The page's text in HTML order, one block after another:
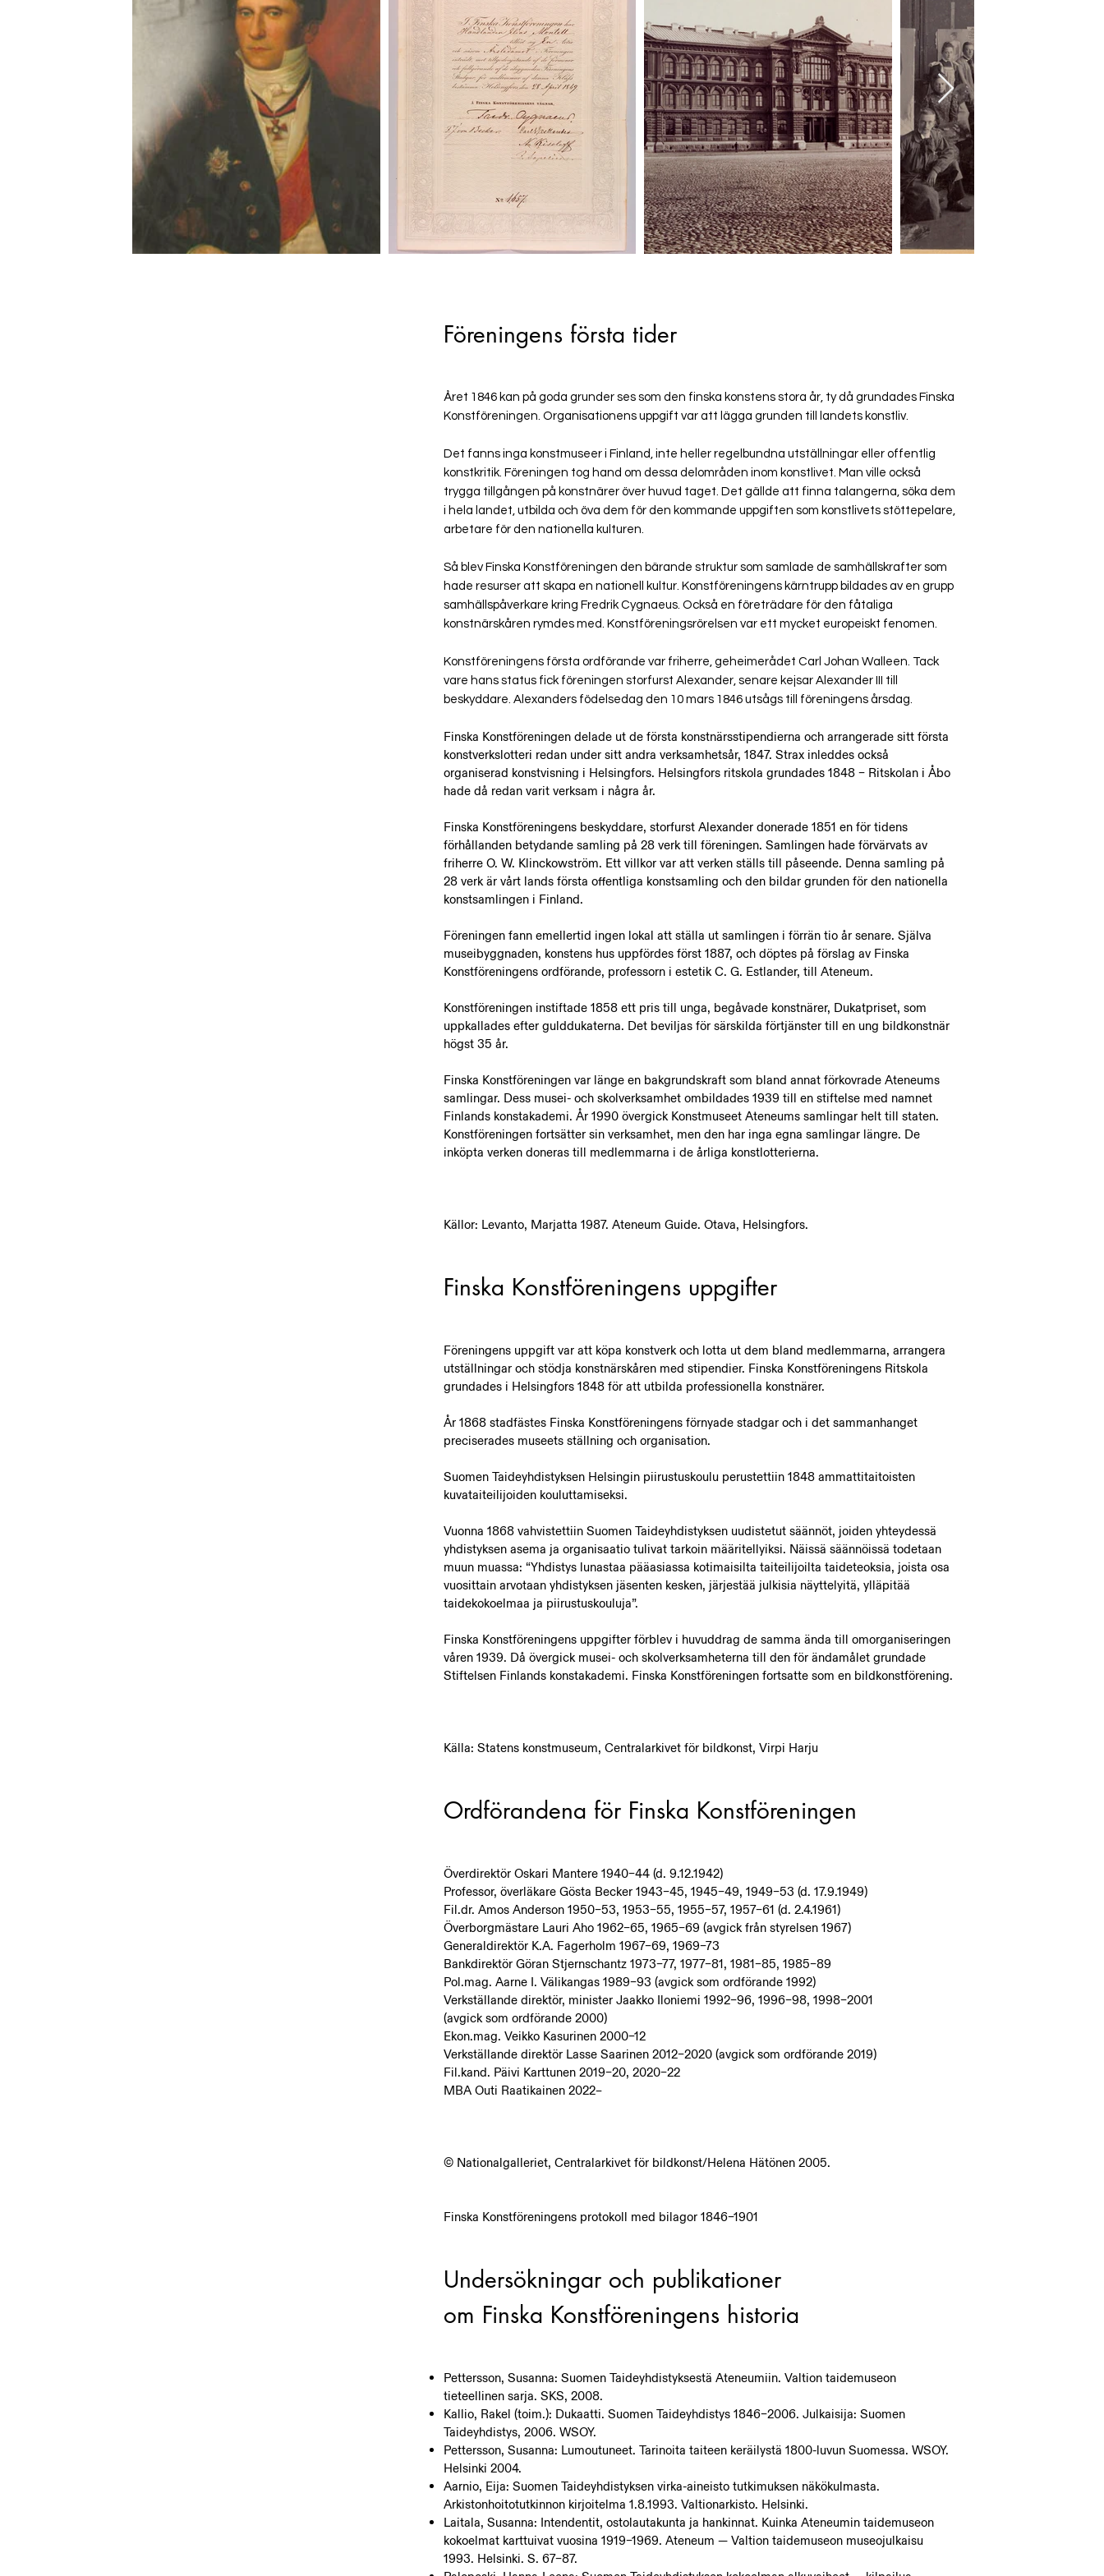
Föreningens första tider
Året 1846 kan på goda grunder ses som den finska konstens stora år, ty då grundades Finska
Konstföreningen. Organisationens uppgift var att lägga grunden till landets konstliv.
Det fanns inga konstmuseer i Finland, inte heller regelbundna utställningar eller offentlig
konstkritik. Föreningen tog hand om dessa delområden inom konstlivet. Man ville också
trygga tillgången på konstnärer över huvud taget. Det gällde att finna talangerna, söka dem
i hela landet, utbilda och öva dem för den kommande uppgiften som konstlivets stöttepelare,
arbetare för den nationella kulturen.
Så blev Finska Konstföreningen den bärande struktur som samlade de samhällskrafter som
hade resurser att skapa en nationell kultur. Konstföreningens kärntrupp bildades av en grupp
samhällspåverkare kring Fredrik Cygnaeus. Också en företrädare för den fåtaliga
konstnärskåren rymdes med. Konstföreningsrörelsen var ett mycket europeiskt fenomen.
Konstföreningens första ordförande var friherre, geheimerådet Carl Johan Walleen. Tack
vare hans status fick föreningen storfurst Alexander, senare kejsar Alexander III till
beskyddare. Alexanders födelsedag den 10 mars 1846 utsågs till föreningens årsdag.
Finska Konstföreningen delade ut de första konstnärsstipendierna och arrangerade sitt första
konstverkslotteri redan under sitt andra verksamhetsår, 1847. Strax inleddes också
organiserad konstvisning i Helsingfors. Helsingfors ritskola grundades 1848 – Ritskolan i Åbo
hade då redan varit verksam i några år.
Finska Konstföreningens beskyddare, storfurst Alexander donerade 1851 en för tidens
förhållanden betydande samling på 28 verk till föreningen. Samlingen hade förvärvats av
friherre O. W. Klinckowström. Ett villkor var att verken ställs till påseende. Denna samling på
28 verk är vårt lands första offentliga konstsamling och den bildar grunden för den nationella
konstsamlingen i Finland.
Föreningen fann emellertid ingen lokal att ställa ut samlingen i förrän tio år senare. Själva
museibyggnaden, konstens hus uppfördes först 1887, och döptes på förslag av Finska
Konstföreningens ordförande, professorn i estetik C. G. Estlander, till Ateneum.
Konstföreningen instiftade 1858 ett pris till unga, begåvade konstnärer, Dukatpriset, som
uppkallades efter gulddukaterna. Det beviljas för särskilda förtjänster till en ung bildkonstnär
högst 35 år.
Finska Konstföreningen var länge en bakgrundskraft som bland annat förkovrade Ateneums
samlingar. Dess musei- och skolverksamhet ombildades 1939 till en stiftelse med namnet
Finlands konstakademi. År 1990 övergick Konstmuseet Ateneums samlingar helt till staten.
Konstföreningen fortsätter sin verksamhet, men den har inga egna samlingar längre. De
inköpta verken doneras till medlemmarna i de årliga konstlotterierna.
Källor: Levanto, Marjatta 1987. Ateneum Guide. Otava, Helsingfors.
Finska Konstföreningens uppgifter
Föreningens uppgift var att köpa konstverk och lotta ut dem bland medlemmarna, arrangera
utställningar och stödja konstnärskåren med stipendier. Finska Konstföreningens Ritskola
grundades i Helsingfors 1848 för att utbilda professionella konstnärer.
År 1868 stadfästes Finska Konstföreningens förnyade stadgar och i det sammanhanget
preciserades museets ställning och organisation.
Suomen Taideyhdistyksen Helsingin piirustuskoulu perustettiin 1848 ammattitaitoisten
kuvataiteilijoiden kouluttamiseksi.
Vuonna 1868 vahvistettiin Suomen Taideyhdistyksen uudistetut säännöt, joiden yhteydessä
yhdistyksen asema ja organisaatio tulivat tarkoin määritellyiksi. Näissä säännöissä todetaan
muun muassa: “Yhdistys lunastaa pääasiassa kotimaisilta taiteilijoilta taideteoksia, joista osa
vuosittain arvotaan yhdistyksen jäsenten kesken, järjestää julkisia näyttelyitä, ylläpitää
taidekokoelmaa ja piirustuskouluja”.
Finska Konstföreningens uppgifter förblev i huvuddrag de samma ända till omorganiseringen
våren 1939. Då övergick musei- och skolverksamheterna till den för ändamålet grundade
Stiftelsen Finlands konstakademi. Finska Konstföreningen fortsatte som en bildkonstförening.
Källa: Statens konstmuseum, Centralarkivet för bildkonst, Virpi Harju
Ordförandena för Finska Konstföreningen
Överdirektör Oskari Mantere 1940–44 (d. 9.12.1942)
Professor, överläkare Gösta Becker 1943–45, 1945–49, 1949–53 (d. 17.9.1949)
Fil.dr. Amos Anderson 1950–53, 1953–55, 1955–57, 1957–61 (d. 2.4.1961)
Överborgmästare Lauri Aho 1962–65, 1965–69 (avgick från styrelsen 1967)
Generaldirektör K.A. Fagerholm 1967–69, 1969–73
Bankdirektör Göran Stjernschantz 1973–77, 1977–81, 1981–85, 1985–89
Pol.mag. Aarne I. Välikangas 1989–93 (avgick som ordförande 1992)
Verkställande direktör, minister Jaakko Iloniemi 1992–96, 1996–98, 1998–2001
(avgick som ordförande 2000)
Ekon.mag. Veikko Kasurinen 2000–12
Verkställande direktör Lasse Saarinen 2012–2020 (avgick som ordförande 2019)
Fil.kand. Päivi Karttunen 2019–20, 2020–22
MBA Outi Raatikainen 2022–
© Nationalgalleriet, Centralarkivet för bildkonst/Helena Hätönen 2005.
Finska Konstföreningens protokoll med bilagor 1846–1901
Undersökningar och publikationer
om Finska Konstföreningens historia
Pettersson, Susanna: Suomen Taideyhdistyksestä Ateneumiin. Valtion taidemuseon
tieteellinen sarja. SKS, 2008.
Kallio, Rakel (toim.): Dukaatti. Suomen Taideyhdistys 1846–2006. Julkaisija: Suomen
Taideyhdistys, 2006. WSOY.
Pettersson, Susanna: Lumoutuneet. Tarinoita taiteen keräilystä 1800-luvun Suomessa. WSOY.
Helsinki 2004.
Aarnio, Eija: Suomen Taideyhdistyksen virka-aineisto tutkimuksen näkökulmasta.
Arkistonhoitotutkinnon kirjoitelma 1.8.1993. Valtionarkisto. Helsinki.
Laitala, Susanna: Intendentit, ostolautakunta ja hankinnat. Kuinka Ateneumin taidemuseon
kokoelmat karttuivat vuosina 1919–1969. Ateneum — Valtion taidemuseon museojulkaisu
1993. Helsinki. S. 67–87.